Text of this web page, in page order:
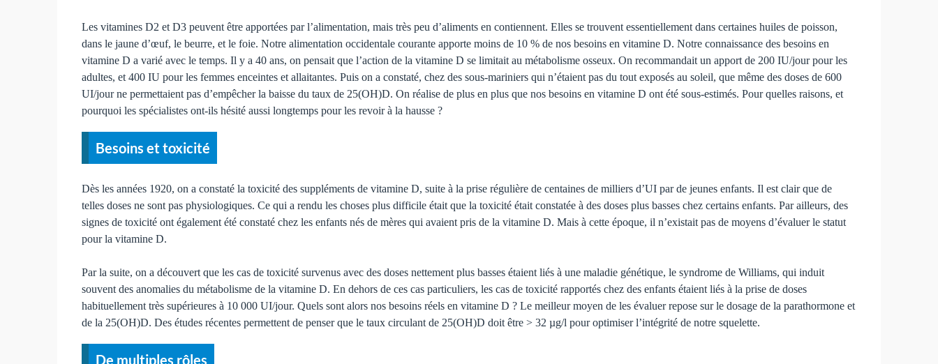
Les vitamines D2 et D3 peuvent être apportées par l’alimentation, mais très peu d’aliments en contiennent. Elles se trouvent essentiellement dans certaines huiles de poisson,
dans le jaune d’œuf, le beurre, et le foie. Notre alimentation occidentale courante apporte moins de 10 % de nos besoins en vitamine D. Notre connaissance des besoins en
vitamine D a varié avec le temps. Il y a 40 ans, on pensait que l’action de la vitamine D se limitait au métabolisme osseux. On re­commandait un apport de 200 IU/jour pour les
adultes, et 400 IU pour les femmes enceintes et allaitantes. Puis on a constaté, chez des sous-mariniers qui n’étaient pas du tout exposés au soleil, que même des doses de 600
UI/jour ne permettaient pas d’empêcher la baisse du taux de 25(OH)D. On réalise de plus en plus que nos besoins en vitamine D ont été sous-estimés. Pour quelles raisons, et
pourquoi les spé­cialistes ont-ils hésité aussi longtemps pour les revoir à la hausse ?
Besoins et toxicité
Dès les années 1920, on a constaté la toxicité des sup­pléments de vitamine D, suite à la prise régulière de centai­nes de milliers d’UI par de jeunes enfants. Il est clair que de
telles doses ne sont pas physiologiques. Ce qui a rendu les choses plus difficile était que la toxicité était constatée à des doses plus basses chez certains enfants. Par ailleurs, des
signes de toxicité ont également été constaté chez les enfants nés de mères qui avaient pris de la vitamine D. Mais à cette époque, il n’existait pas de moyens d’évaluer le statut
pour la vitamine D.
Par la suite, on a découvert que les cas de toxicité survenus avec des doses nettement plus basses étaient liés à une maladie génétique, le syndrome de Wil­liams, qui induit
souvent des anomalies du métabolisme de la vitamine D. En dehors de ces cas particuliers, les cas de toxicité rapportés chez des enfants étaient liés à la prise de doses
habituellement très supérieures à 10 000 UI/jour. Quels sont alors nos besoins réels en vitamine D ? Le meil­leur moyen de les évaluer repose sur le dosage de la para­thormone et
de la 25(OH)D. Des études récentes permettent de penser que le taux circulant de 25(OH)D doit être > 32 µg/l pour optimiser l’intégrité de notre squelette.
De multiples rôles